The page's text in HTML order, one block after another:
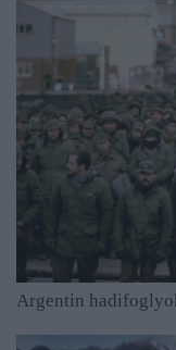
Argentin